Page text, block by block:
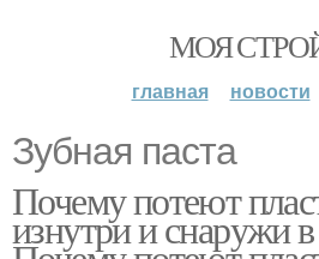
МОЯ
главная новости
Зубная паста
Почему потеют
изнутри и снаружи